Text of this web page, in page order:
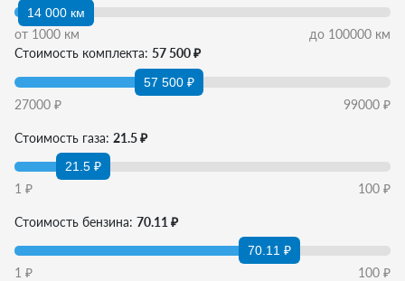
14 000 км
от 1000 км до 100000 км
Стоимость комплекта: 57 500 ₽
57 500 ₽
27000 ₽ 99000 ₽
Стоимость газа: 21.5 ₽
21.5 ₽
1 ₽ 100 ₽
Стоимость бензина: 70.11 ₽
70.11 ₽
1 ₽ 100 ₽